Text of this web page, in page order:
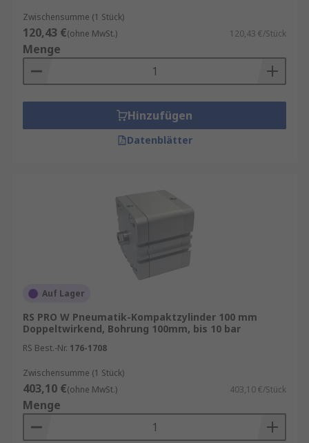
Zwischensumme (1 Stück)
120,43 €(ohne MwSt.) 120,43 €/Stück
Menge
Hinzufügen
Datenblätter
Auf Lager
RS PRO W Pneumatik-Kompaktzylinder 100 mm
Doppeltwirkend, Bohrung 100mm, bis 10 bar
RS Best.-Nr. 176-1708
Zwischensumme (1 Stück)
403,10 €(ohne MwSt.) 403,10 €/Stück
Menge